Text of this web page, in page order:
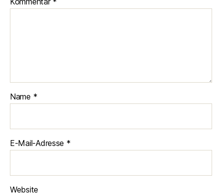
Name *
E-Mail-Adresse *
Website